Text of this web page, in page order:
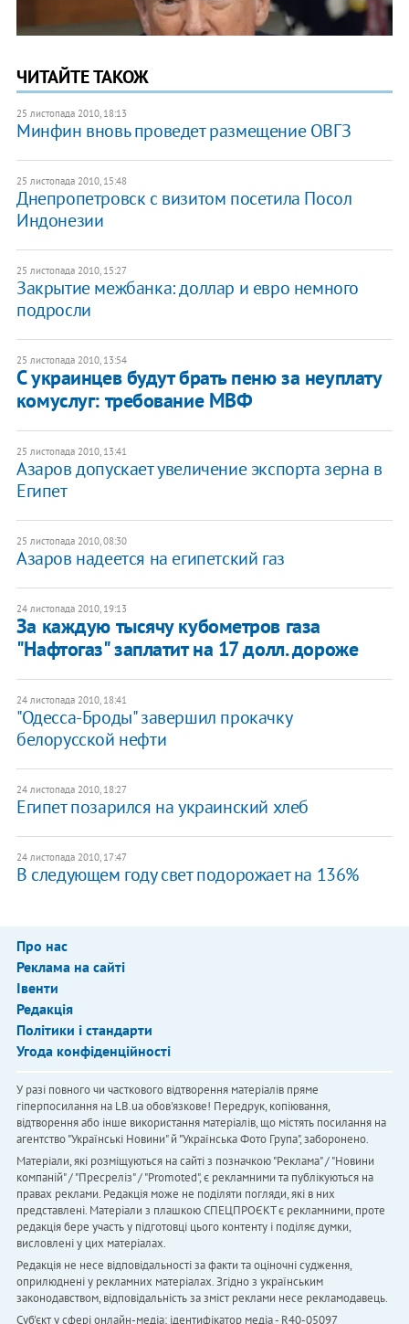
ЧИТАЙТЕ ТАКОЖ
25 листопада 2010, 18:13
Минфин вновь проведет размещение ОВГЗ
25 листопада 2010, 15:48
Днепропетровск с визитом посетила Посол
Индонезии
25 листопада 2010, 15:27
Закрытие межбанка: доллар и евро немного
подросли
25 листопада 2010, 13:54
С украинцев будут брать пеню за неуплату
комуслуг: требование МВФ
25 листопада 2010, 13:41
Азаров допускает увеличение экспорта зерна в
Египет
25 листопада 2010, 08:30
Азаров надеется на египетский газ
24 листопада 2010, 19:13
За каждую тысячу кубометров газа
"Нафтогаз" заплатит на 17 долл. дороже
24 листопада 2010, 18:41
"Одесса-Броды" завершил прокачку
белорусской нефти
24 листопада 2010, 18:27
Египет позарился на украинский хлеб
24 листопада 2010, 17:47
В следующем году свет подорожает на 136%
Про нас
Реклама на сайті
Івенти
Редакція
Політики і стандарти
Угода конфіденційності
У разі повного чи часткового відтворення матеріалів пряме
гіперпосилання на LB.ua обов'язкове! Передрук, копіювання,
відтворення або інше використання матеріалів, що містять посилання на
агентство "Українськi Новини" й "Українська Фото Група", заборонено.
Матеріали, які розміщуються на сайті з позначкою "Реклама" / "Новини
компаній" / "Пресреліз" / "Promoted", є рекламними та публікуються на
правах реклами. Редакція може не поділяти погляди, які в них
представлені. Матеріали з плашкою СПЕЦПРОЄКТ є рекламними, проте
редакція бере участь у підготовці цього контенту і поділяє думки,
висловлені у цих матеріалах.
Редакція не несе відповідальності за факти та оціночні судження,
оприлюднені у рекламних матеріалах. Згідно з українським
законодавством, відповідальність за зміст реклами несе рекламодавець.
Cуб'єкт у сфері онлайн-медіа; ідентифікатор медіа - R40-05097